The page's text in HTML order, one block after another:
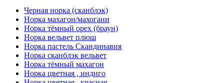
Черная норка (сканблэк)
Норка махагон/махогани
Норка тёмный орех (браун)
Норка вельвет плюш
Норка пастель Скандинавия
Норка сканблэк вельвет
Норка тёмный махагон
Норка цветная , индиго